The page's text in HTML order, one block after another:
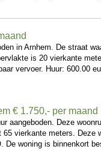
in Arnhem. De straat
is 20 vierkante
vervoer. Huur: 600.00
€ 1.750,- per maand
aangeboden. Deze
65 vierkante meters. Deze
De woning is binnenkort